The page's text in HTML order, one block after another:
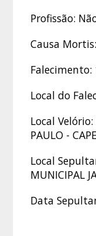
Profissão:
Causa
Falecimento:
Local do
Local Velório:
PAULO -
Local
MUNICIPAL
Data